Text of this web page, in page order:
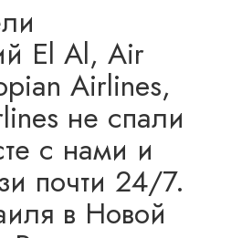
El Al, Air
Airlines,
не спали
с нами и
почти 24/7.
в Новой